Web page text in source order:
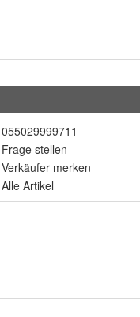
055029999711
Frage stellen
Verkäufer merken
Alle Artikel